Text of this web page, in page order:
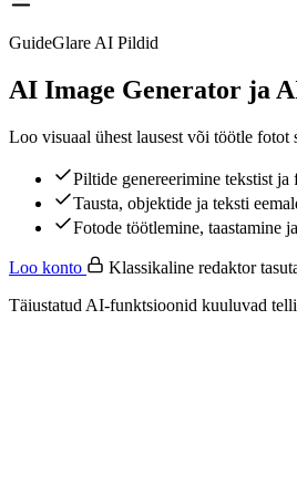
GuideGlare AI Pildid
AI Image Generator ja
Loo visuaal ühest lausest või töötle fotot
Piltide genereerimine tekstist ja
Tausta, objektide ja teksti
Fotode töötlemine, taastamine
Loo konto
Klassikaline redaktor
Täiustatud AI-funktsioonid kuuluvad